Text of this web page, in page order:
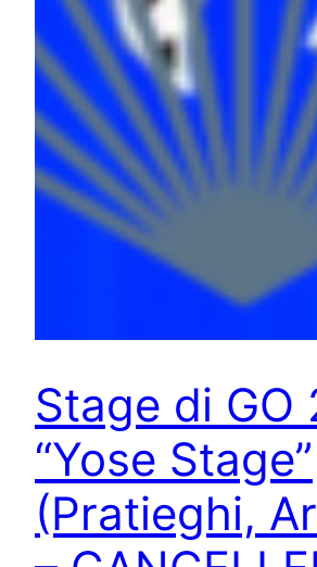
Stage di GO
“Yose Stage”
(Pratieghi,